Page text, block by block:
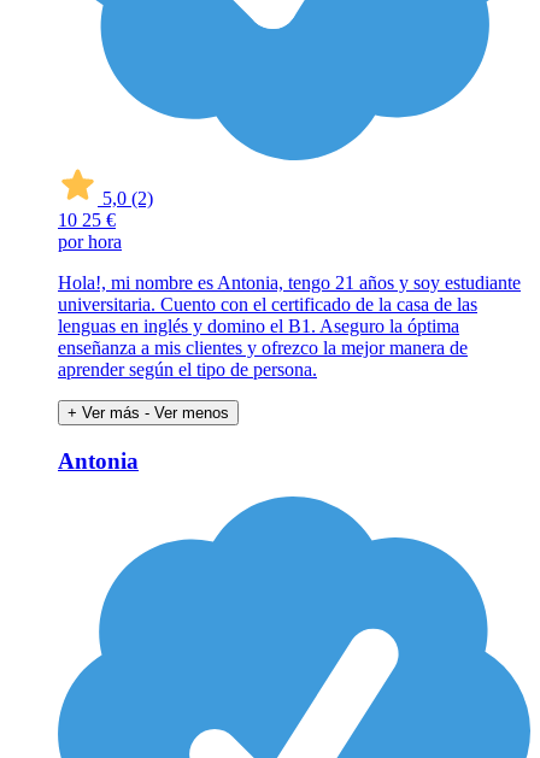
5,0 (2)
10 25 €
por hora
Hola!, mi nombre es Antonia, tengo 21 años y soy estudiante
universitaria. Cuento con el certificado de la casa de las
lenguas en inglés y domino el B1. Aseguro la óptima
enseñanza a mis clientes y ofrezco la mejor manera de
aprender según el tipo de persona.
+ Ver más - Ver menos
Antonia